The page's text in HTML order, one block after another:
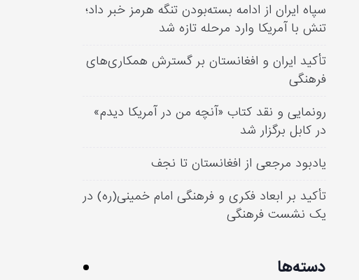
سپاه ایران از ادامه بسته‌بودن تنگه هرمز خبر داد؛
تنش با آمریکا وارد مرحله تازه شد
تأکید ایران و افغانستان بر گسترش همکاری‌های
فرهنگی
رونمایی و نقد کتاب «آنچه من در آمریکا دیدم»
در کابل برگزار شد
یادبود مرجعی از افغانستان تا نجف
تأکید بر ابعاد فکری و فرهنگی امام خمینی(ره) در
یک نشست فرهنگی
دسته‌ها